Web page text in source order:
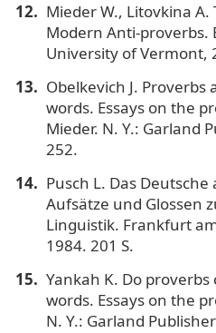
Mieder W., Litovkina A.
Modern Anti-proverbs.
University of Vermont,
Obelkevich J. Proverbs
words. Essays on the
Mieder. N. Y.: Garland
252.
Pusch L. Das
Aufsätze und Glossen
Linguistik. Frankfurt
1984. 201 S.
Yankah K. Do proverbs
words. Essays on the
N. Y.: Garland